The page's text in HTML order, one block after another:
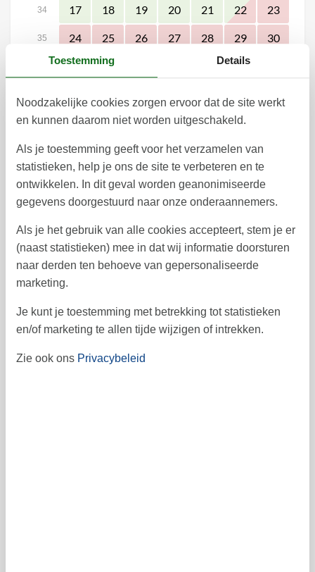
34 17 18 19 20 21 22 23
35 24 25 26 27 28 29 30
31
ma di wo do vr za zo
37 8 9 10 11 12
15 17
40 28 29 30
41
Vrij Bezet Aankomst mogelijk
Toestemming Details
Noodzakelijke cookies zorgen ervoor dat de site werkt
en kunnen daarom niet worden uitgeschakeld.
Als je toestemming geeft voor het verzamelen van
statistieken, help je ons de site te verbeteren en te
ontwikkelen. In dit geval worden geanonimiseerde
gegevens doorgestuurd naar onze onderaannemers.
Als je het gebruik van alle cookies accepteert, stem je er
(naast statistieken) mee in dat wij informatie doorsturen
naar derden ten behoeve van gepersonaliseerde
marketing.
Je kunt je toestemming met betrekking tot statistieken
en/of marketing te allen tijde wijzigen of intrekken.
Zie ook ons Privacybeleid